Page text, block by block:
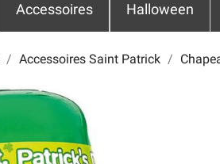
Accessoires Halloween
Accessoires Saint Patrick